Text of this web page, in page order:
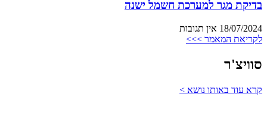
בדיקת מגר למערכת חשמל ישנה
18/07/2024 אין תגובות
לקריאת המאמר >>>
סוויצ'ר
קרא עוד באותו נושא >